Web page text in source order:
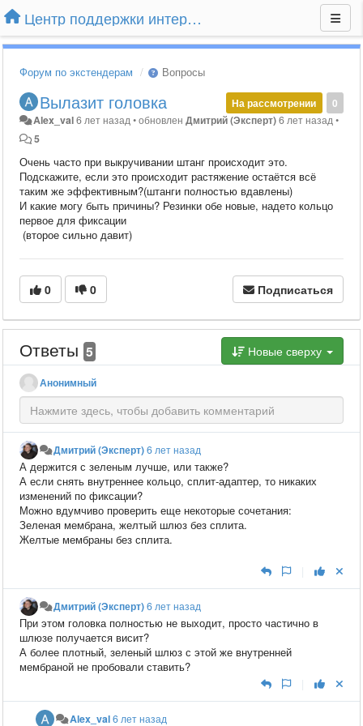
Центр поддержки интернет-магазина Extender24.ru
Форум по экстендерам Вопросы
0
На рассмотрении
Вылазит головка
Alex_val6 лет назад•обновленДмитрий (Эксперт)6 лет назад•
5
Очень часто при выкручивании штанг происходит это.
Подскажите, если это происходит растяжение остаётся всё
таким же эффективным?(штанги полностью вдавлены)
И какие могу быть причины? Резинки обе новые, надето кольцо
первое для фиксации
(второе сильно давит)
0 0 Подписаться
Ответы 5 Новые сверху
Анонимный
Дмитрий (Эксперт)6 лет назад
А держится с зеленым лучше, или также?
А если снять внутреннее кольцо, сплит-адаптер, то никаких
изменений по фиксации?
Можно вдумчиво проверить еще некоторые сочетания:
Зеленая мембрана, желтый шлюз без сплита.
Желтые мембраны без сплита.
Дмитрий (Эксперт)6 лет назад
При этом головка полностью не выходит, просто частично в
шлюзе получается висит?
А более плотный, зеленый шлюз с этой же внутренней
мембраной не пробовали ставить?
Alex_val6 лет назад